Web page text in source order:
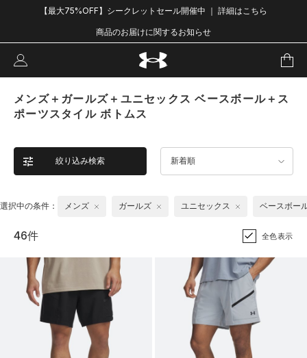
【最大75%OFF】シークレットセール開催中 ｜ 詳細はこちら
商品のお届けに関するお知らせ
メンズ＋ガールズ＋ユニセックス ベースボール＋ス
ポーツスタイル ボトムス
絞り込み検索 新着順
選択中の条件： メンズ ガールズ ユニセックス ベースボー
46件 全色表示